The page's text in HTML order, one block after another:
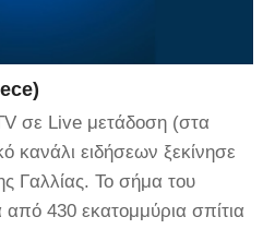
σε Live μετάδοση (στα
κανάλι ειδήσεων ξεκίνησε
Γαλλίας. Το σήμα του
430 εκατομμύρια σπίτια